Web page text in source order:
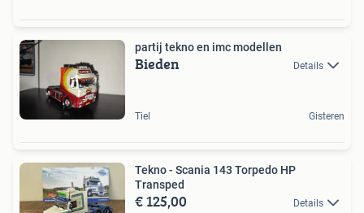
partij tekno en imc modellen
Bieden Details
Tiel Gisteren
Tekno - Scania 143 Torpedo HP
Transped
€ 125,00 Details